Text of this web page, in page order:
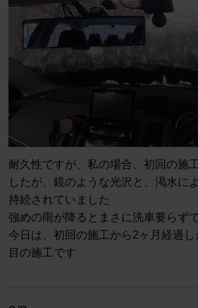
耐久性ですが、私の場合、初回の施
したが、鏡のような光沢と、渇水に
持続されていました
強めの雨が降るとまさに洗車要らずで
今日は、初回の施工から2ヶ月経過
目の施工です